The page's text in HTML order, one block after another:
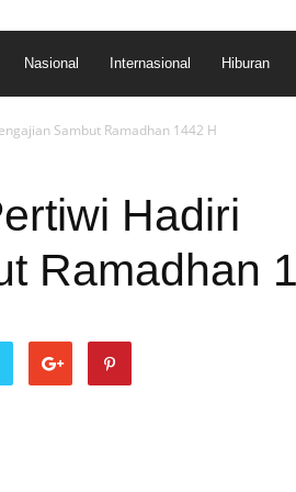
Nasional Internasional Hiburan
Sambut Ramadhan 1442 H
Hadiri
Ramadhan